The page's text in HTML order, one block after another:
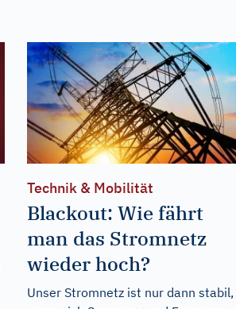
Technik & Mobilität
Blackout: Wie fährt
man das Stromnetz
wieder hoch?
Unser Stromnetz ist nur dann stabil,